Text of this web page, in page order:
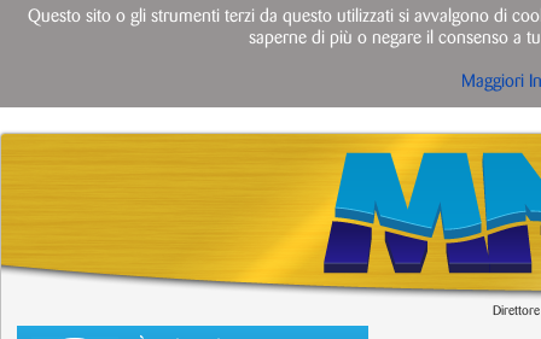
Questo sito o gli strumenti terzi da questo utilizzati si avvalgono di
saperne di più o negare il consenso a
Maggiori